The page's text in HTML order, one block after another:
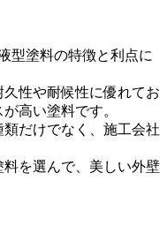
型塗料の特徴と利点に
性や耐候性に優れてお
高い塗料です。
だけでなく、施工会社
を選んで、美しい外壁